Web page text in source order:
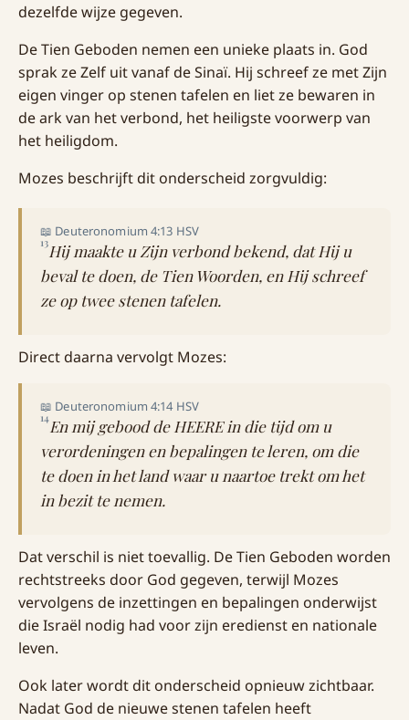
dezelfde wijze gegeven.
De Tien Geboden nemen een unieke plaats in. God
sprak ze Zelf uit vanaf de Sinaï. Hij schreef ze met Zijn
eigen vinger op stenen tafelen en liet ze bewaren in
de ark van het verbond, het heiligste voorwerp van
het heiligdom.
Mozes beschrijft dit onderscheid zorgvuldig:
📖 Deuteronomium 4:13 HSV
13Hij maakte u Zijn verbond bekend, dat Hij u
beval te doen, de Tien Woorden, en Hij schreef
ze op twee stenen tafelen.
Direct daarna vervolgt Mozes:
📖 Deuteronomium 4:14 HSV
14En mij gebood de HEERE in die tijd om u
verordeningen en bepalingen te leren, om die
te doen in het land waar u naartoe trekt om het
in bezit te nemen.
Dat verschil is niet toevallig. De Tien Geboden worden
rechtstreeks door God gegeven, terwijl Mozes
vervolgens de inzettingen en bepalingen onderwijst
die Israël nodig had voor zijn eredienst en nationale
leven.
Ook later wordt dit onderscheid opnieuw zichtbaar.
Nadat God de nieuwe stenen tafelen heeft